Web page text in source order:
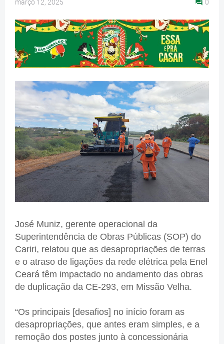
março 12, 2025 0
José Muniz, gerente operacional da
Superintendência de Obras Públicas (SOP) do
Cariri, relatou que as desapropriações de terras
e o atraso de ligações da rede elétrica pela Enel
Ceará têm impactado no andamento das obras
de duplicação da CE-293, em Missão Velha.
“Os principais [desafios] no início foram as
desapropriações, que antes eram simples, e a
remoção dos postes junto à concessionária